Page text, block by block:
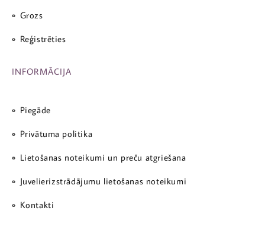
Grozs
Reģistrēties
INFORMĀCIJA
Piegāde
Privātuma politika
Lietošanas noteikumi un preču atgriešana
Juvelierizstrādājumu lietošanas noteikumi
Kontakti